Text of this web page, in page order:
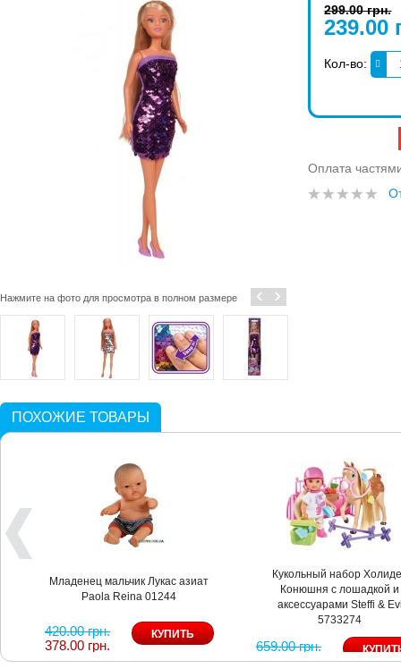
Нажмите на фото для просмотра в полном размере ‹ ›
299.00 грн.
239.00
Кол-во:
Оплата
ПОХОЖИЕ ТОВАРЫ
Младенец мальчик Лукас азиат
Paola Reina 01244
420.00 грн.
378.00 грн.
Кукольный набор
Конюшня с лошадкой и
аксессуарами Steffi &
5733274
659.00 грн.
527.00 грн.